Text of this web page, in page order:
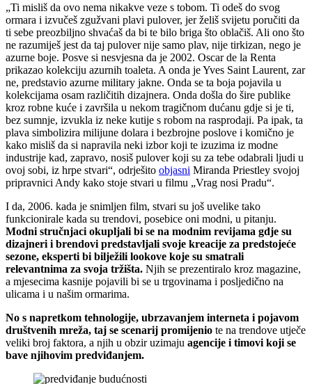
„Ti misliš da ovo nema nikakve veze s tobom. Ti odeš do svog
ormara i izvučeš zgužvani plavi pulover, jer želiš svijetu poručiti da
ti sebe preozbiljno shvaćaš da bi te bilo briga što oblačiš. Ali ono što
ne razumiješ jest da taj pulover nije samo plav, nije tirkizan, nego je
azurne boje. Posve si nesvjesna da je 2002. Oscar de la Renta
prikazao kolekciju azurnih toaleta. A onda je Yves Saint Laurent, zar
ne, predstavio azurne military jakne. Onda se ta boja pojavila u
kolekcijama osam različitih dizajnera. Onda došla do šire publike
kroz robne kuće i završila u nekom tragičnom dućanu gdje si je ti,
bez sumnje, izvukla iz neke kutije s robom na rasprodaji. Pa ipak, ta
plava simbolizira milijune dolara i bezbrojne poslove i komično je
kako misliš da si napravila neki izbor koji te izuzima iz modne
industrije kad, zapravo, nosiš pulover koji su za tebe odabrali ljudi u
ovoj sobi, iz hrpe stvari“, odrješito objasni Miranda Priestley svojoj
pripravnici Andy kako stoje stvari u filmu „Vrag nosi Pradu“.
I da, 2006. kada je snimljen film, stvari su još uvelike tako
funkcionirale kada su trendovi, posebice oni modni, u pitanju.
Modni stručnjaci okupljali bi se na modnim revijama gdje su
dizajneri i brendovi predstavljali svoje kreacije za predstojeće
sezone, eksperti bi bilježili lookove koje su smatrali
relevantnima za svoja tržišta. Njih se prezentiralo kroz magazine,
a mjesecima kasnije pojavili bi se u trgovinama i posljedično na
ulicama i u našim ormarima.
No s napretkom tehnologije, ubrzavanjem interneta i pojavom
društvenih mreža, taj se scenarij promijenio te na trendove utječe
veliki broj faktora, a njih u obzir uzimaju agencije i timovi koji se
bave njihovim predviđanjem.